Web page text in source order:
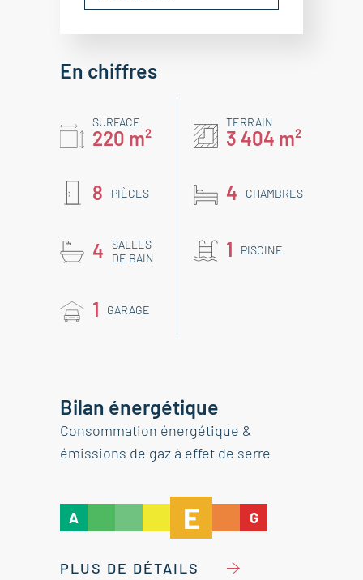
En chiffres
SURFACE
220 m²
TERRAIN
3 404 m²
8 PIÈCES 4 CHAMBRES
4
SALLES
DE BAIN
1 PISCINE
1 GARAGE
Bilan énergétique
Consommation énergétique &
émissions de gaz à effet de serre
A E G
PLUS DE DÉTAILS